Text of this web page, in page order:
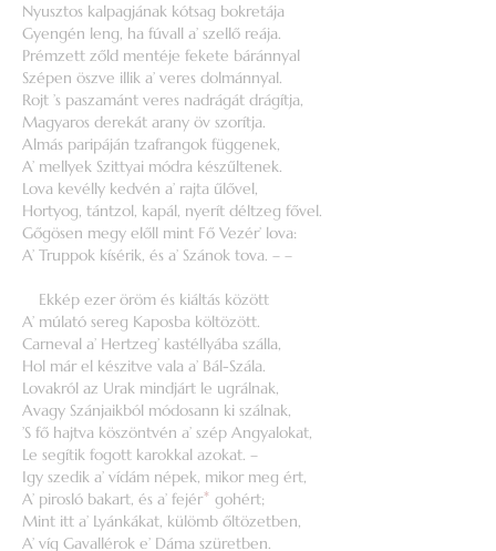
Nyusztos kalpagjának kótsag bokretája
Gyengén leng, ha fúvall a’ szellő reája.
Prémzett zőld mentéje fekete báránnyal
Szépen öszve illik a’ veres dolmánnyal.
Rojt ’s paszamánt veres nadrágát drágítja,
Magyaros derekát arany öv szorítja.
Almás paripáján tzafrangok függenek,
A’ mellyek Szittyai módra készűltenek.
Lova kevélly kedvén a’ rajta űlővel,
Hortyog, tántzol, kapál, nyerít déltzeg fővel.
Gőgösen megy előll mint Fő Vezér’ lova:
A’ Truppok kísérik, és a’ Szánok tova. – –
Ekkép ezer öröm és kiáltás között
A’ múlató sereg Kaposba költözött.
Carneval a’ Hertzeg’ kastéllyába szálla,
Hol már el készitve vala a’ Bál-Szála.
Lovakról az Urak mindjárt le ugrálnak,
Avagy Szánjaikból módosann ki szálnak,
’S fő hajtva köszöntvén a’ szép Angyalokat,
Le segítik fogott karokkal azokat. –
Igy szedik a’ vídám népek, mikor meg ért,
A’ pirosló bakart, és a’ fejér* gohért;
Mint itt a’ Lyánkákat, külömb őltözetben,
A’ víg Gavallérok e’ Dáma szüretben.